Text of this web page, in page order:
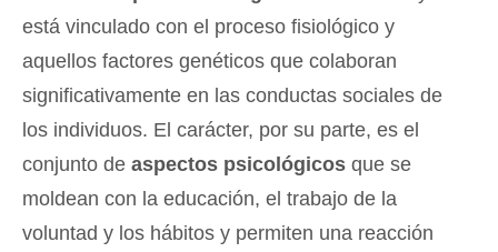
está vinculado con el proceso fisiológico y
aquellos factores genéticos que colaboran
significativamente en las conductas sociales de
los individuos. El carácter, por su parte, es el
conjunto de aspectos psicológicos que se
moldean con la educación, el trabajo de la
voluntad y los hábitos y permiten una reacción